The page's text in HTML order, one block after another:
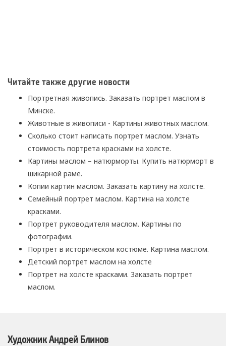
Читайте также другие новости
Портретная живопись. Заказать портрет маслом в
Минске.
Животные в живописи - Картины животных маслом.
Сколько стоит написать портрет маслом. Узнать
стоимость портрета красками на холсте.
Картины маслом – натюрморты. Купить натюрморт в
шикарной раме.
Копии картин маслом. Заказать картину на холсте.
Семейный портрет маслом. Картина на холсте
красками.
Портрет руководителя маслом. Картины по
фотографии.
Портрет в историческом костюме. Картина маслом.
Детский портрет маслом на холсте
Портрет на холсте красками. Заказать портрет
маслом.
Художник Андрей Блинов